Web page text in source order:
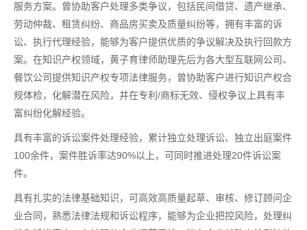
服务方案。曾协助客户处理多类争议，包括民间借贷、遗产继承、
劳动仲裁、租赁纠纷、商品房买卖及质量纠纷等，拥有丰富的诉
讼、执行代理经验，能够为客户提供优质的争议解决及执行回款方
案。在知识产权领域，黄子育律师助理先后为各大型互联网公司、
餐饮公司提供知识产权专项法律服务，曾协助客户进行知识产权合
规体检，化解潜在风险，并在专利/商标无效、侵权争议上具有丰
富纠纷化解经验。
具有丰富的诉讼案件处理经验，累计独立处理诉讼、独立出庭案件
100余件，案件胜诉率达90%以上，可同时推进处理20件诉讼案
件。
具有扎实的法律基础知识，可高效高质量起草、审核、修订顾问企
业合同，熟悉法律法规和诉讼程序，能够为企业把控风险，处理纠